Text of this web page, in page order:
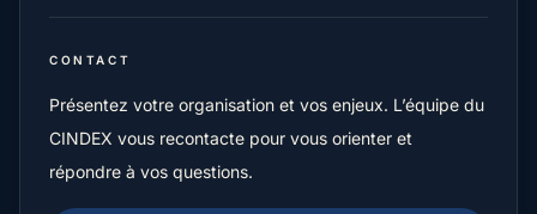
CONTACT
Présentez votre organisation et vos enjeux. L’équipe du
CINDEX vous recontacte pour vous orienter et
répondre à vos questions.